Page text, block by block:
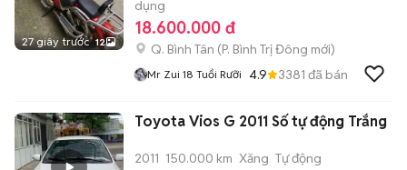
27 giây trước 12
dụng
18.600.000 đ
Q. Bình Tân (P. Bình Trị Đông mới)
Mr Zui 18 Tuổi Rưỡi 4.9 3381 đã bán
Toyota Vios G 2011 Số tự động Trắng
2011 150.000 km Xăng Tự động